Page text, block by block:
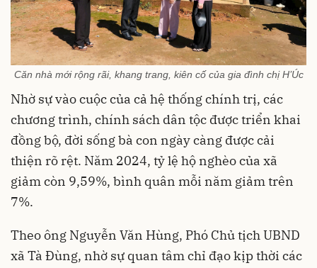
Căn nhà mới rộng rãi, khang trang, kiên cố của gia đình chị H’Úc
Nhờ sự vào cuộc của cả hệ thống chính trị, các
chương trình, chính sách dân tộc được triển khai
đồng bộ, đời sống bà con ngày càng được cải
thiện rõ rệt. Năm 2024, tỷ lệ hộ nghèo của xã
giảm còn 9,59%, bình quân mỗi năm giảm trên
7%.
Theo ông Nguyễn Văn Hùng, Phó Chủ tịch UBND
xã Tà Đùng, nhờ sự quan tâm chỉ đạo kịp thời các